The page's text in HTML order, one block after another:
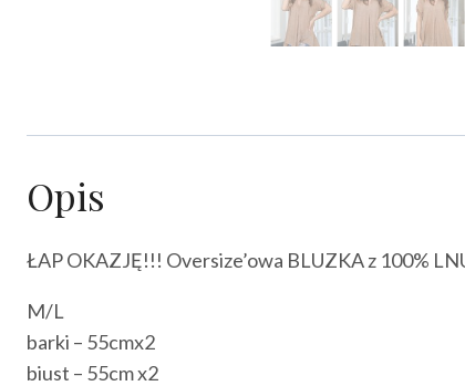
Opis
ŁAP OKAZJĘ!!! Oversize’owa BLUZKA z 100%
M/L
barki – 55cmx2
biust – 55cm x2